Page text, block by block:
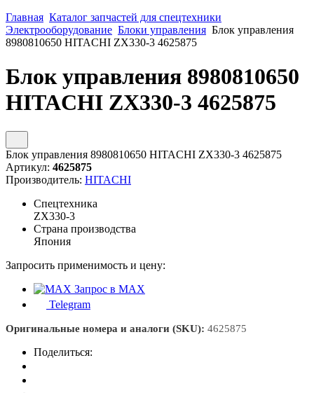
Главная Каталог запчастей для спецтехники
Электрооборудование Блоки управления Блок управления
8980810650 HITACHI ZX330-3 4625875
Блок управления 8980810650
HITACHI ZX330-3 4625875
Блок управления 8980810650 HITACHI ZX330-3 4625875
Артикул: 4625875
Производитель: HITACHI
Спецтехника
ZX330-3
Страна производства
Япония
Запросить применимость и цену:
Запрос в MAX
Telegram
Оригинальные номера и аналоги (SKU): 4625875
Поделиться: